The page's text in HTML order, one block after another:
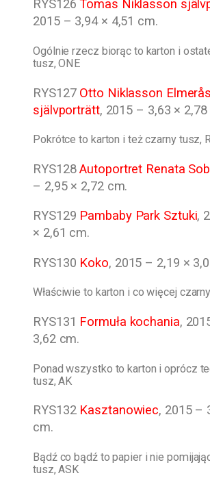
RYS126 Tomas Niklasson
2015 – 3,94 × 4,51 cm.
Ogólnie rzecz biorąc to karton i
tusz, ONE
RYS127 Otto Niklasson Elmerås
självporträtt, 2015 – 3,63 × 2,78
Pokrótce to karton i też czarny tusz,
RYS128Autoportret Renata
– 2,95 × 2,72 cm.
RYS129 Pambaby Park Sztuki,
× 2,61 cm.
RYS130 Koko, 2015 – 2,19 ×
Właściwie to karton i co więcej
RYS131 Formuła kochania,
3,62 cm.
Ponad wszystko to karton i oprócz
tusz, AK
RYS132 Kasztanowiec, 2015 –
cm.
Bądź co bądź to papier i nie
tusz, ASK